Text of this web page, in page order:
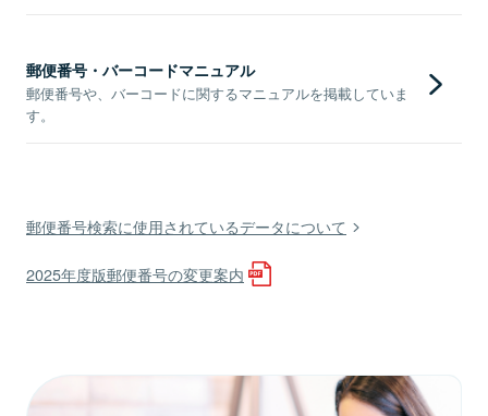
郵便番号・バーコードマニュアル
郵便番号や、バーコードに関するマニュアルを掲載していま
す。
郵便番号検索に使用されているデータについて
2025年度版郵便番号の変更案内